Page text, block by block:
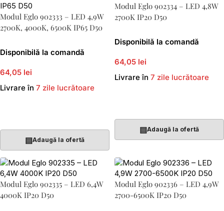
Modul Eglo 902333 – LED 4,9W
2700K, 4000K, 6500K IP65 D50
Disponibilă la comandă
64,05 lei
Livrare în 7 zile lucrătoare
▤Adaugă la ofertă
Modul Eglo 902334 – LED 4,8W
2700K IP20 D50
Disponibilă la comandă
64,05 lei
Livrare în 7 zile lucrătoare
▤Adaugă la ofertă
Modul Eglo 902335 – LED 6,4W
4000K IP20 D50
Modul Eglo 902336 – LED 4,9W
2700-6500K IP20 D50